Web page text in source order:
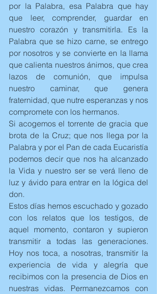
por la Palabra, esa Palabra que hay
que leer, comprender, guardar en
nuestro corazón y transmitirla. Es la
Palabra que se hizo carne, se entrego
por nosotros y se convierte en la llama
que calienta nuestros ánimos, que crea
lazos de comunión, que impulsa
nuestro caminar, que genera
fraternidad, que nutre esperanzas y nos
compromete con los hermanos.
Si acogemos el torrente de gracia que
brota de la Cruz; que nos llega por la
Palabra y por el Pan de cada Eucaristía
podemos decir que nos ha alcanzado
la Vida y nuestro ser se verá lleno de
luz y ávido para entrar en la lógica del
don.
Estos días hemos escuchado y gozado
con los relatos que los testigos, de
aquel momento, contaron y supieron
transmitir a todas las generaciones.
Hoy nos toca, a nosotras, transmitir la
experiencia de vida y alegría que
recibimos con la presencia de Dios en
nuestras vidas. Permanezcamos con